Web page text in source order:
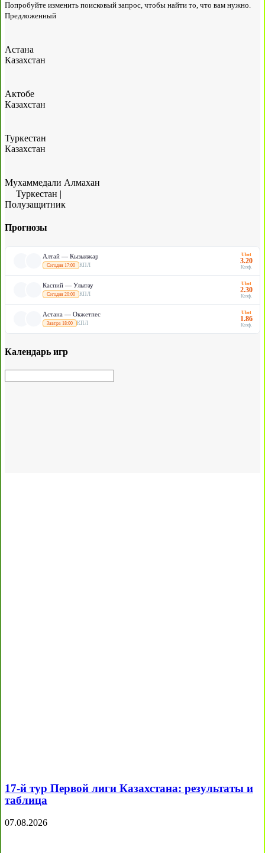
Попробуйте изменить поисковый запрос, чтобы найти то, что вам нужно.
Предложенный
Астана
Казахстан
Актобе
Казахстан
Туркестан
Казахстан
Мухаммедали Алмахан
Туркестан |
Полузащитник
Прогнозы
Алтай — Кызылжар
Сегодня 17:00 КПЛ
Ubet
3.20
Коэф.
Каспий — Улытау
Сегодня 20:00 КПЛ
Ubet
2.30
Коэф.
Астана — Окжетпес
Завтра 18:00 КПЛ
Ubet
1.86
Коэф.
Календарь игр
17-й тур Первой лиги Казахстана: результаты и
таблица
07.08.2026